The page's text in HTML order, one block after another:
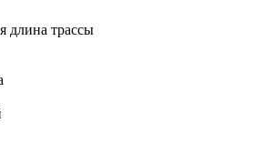
длина трассы